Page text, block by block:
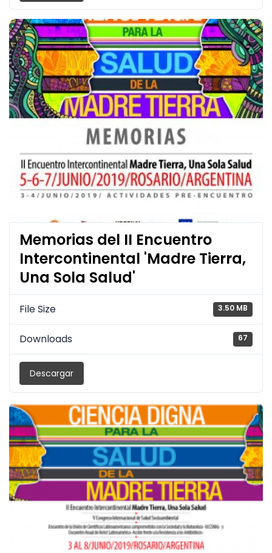
Memorias del II Encuentro
Intercontinental 'Madre Tierra,
Una Sola Salud'
File Size 3.50 MB
Downloads 67
Descargar